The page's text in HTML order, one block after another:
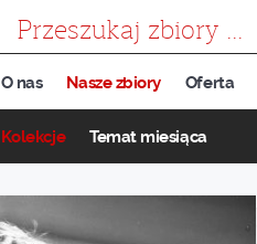
O nas Nasze zbiory
Kolekcje Temat miesiąca
Oferta